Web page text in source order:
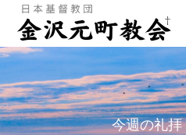
今週の礼拝